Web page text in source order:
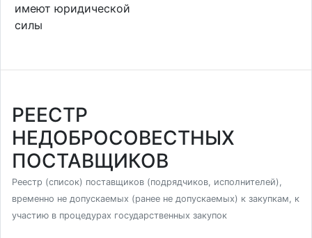
имеют юридической
силы
РЕЕСТР
НЕДОБРОСОВЕСТНЫХ
ПОСТАВЩИКОВ
Реестр (список) поставщиков (подрядчиков, исполнителей),
временно не допускаемых (ранее не допускаемых) к закупкам, к
участию в процедурах государственных закупок